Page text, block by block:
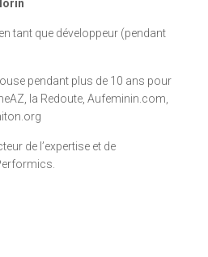
tant que développeur (pendant
pendant plus de 10 ans pour
la Redoute, Aufeminin.com,
de l’expertise et de